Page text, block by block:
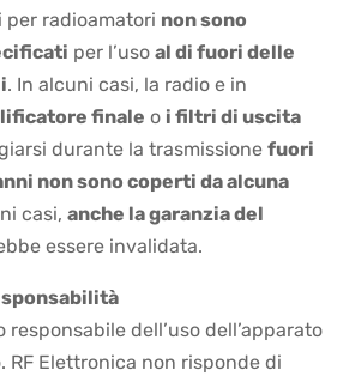
radioamatori non sono
per l’uso al di fuori delle
. In alcuni casi, la radio e in
finale o i filtri di uscita
durante la trasmissione fuori
non sono coperti da alcuna
casi, anche la garanzia del
essere invalidata.
responsabile dell’uso dell’apparato
RF Elettronica non risponde di